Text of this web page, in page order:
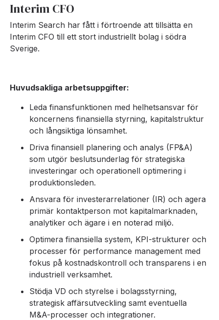
Interim CFO
Interim Search har fått i förtroende att tillsätta en
Interim CFO till ett stort industriellt bolag i södra
Sverige.
Huvudsakliga arbetsuppgifter:
Leda finansfunktionen med helhetsansvar för
koncernens finansiella styrning, kapitalstruktur
och långsiktiga lönsamhet.
Driva finansiell planering och analys (FP&A)
som utgör beslutsunderlag för strategiska
investeringar och operationell optimering i
produktionsleden.
Ansvara för investerarrelationer (IR) och agera
primär kontaktperson mot kapitalmarknaden,
analytiker och ägare i en noterad miljö.
Optimera finansiella system, KPI-strukturer och
processer för performance management med
fokus på kostnadskontroll och transparens i en
industriell verksamhet.
Stödja VD och styrelse i bolagsstyrning,
strategisk affärsutveckling samt eventuella
M&A-processer och integrationer.